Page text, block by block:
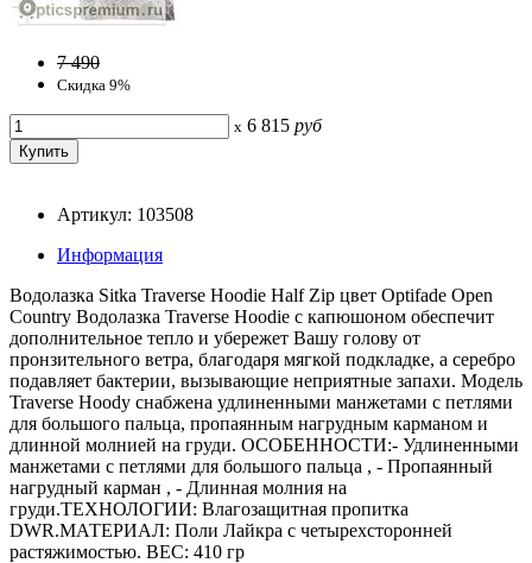
7 490
Скидка 9%
x 6 815 руб
Артикул: 103508
Информация
Водолазка Sitka Traverse Hoodie Half Zip цвет Optifade Open
Country Водолазка Traverse Hoodie с капюшоном обеспечит
дополнительное тепло и убережет Вашу голову от
пронзительного ветра, благодаря мягкой подкладке, а серебро
подавляет бактерии, вызывающие неприятные запахи. Модель
Traverse Hoody снабжена удлиненными манжетами с петлями
для большого пальца, пропаянным нагрудным карманом и
длинной молнией на груди. ОСОБЕННОСТИ:- Удлиненными
манжетами с петлями для большого пальца , - Пропаянный
нагрудный карман , - Длинная молния на
груди.ТЕХНОЛОГИИ: Влагозащитная пропитка
DWR.МАТЕРИАЛ: Поли Лайкра с четырехсторонней
растяжимостью. ВЕС: 410 гр